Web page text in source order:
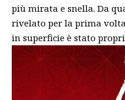
più mirata e snella. Da
rivelato per la prima
in superficie è stato